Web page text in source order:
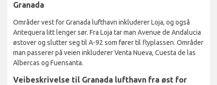
Granada
Områder vest for Granada lufthavn inkluderer Loja, og også
Antequera litt lenger sør. Fra Loja tar man Avenue de Andalucia
østover og slutter seg til A-92 som fører til flyplassen. Områder
man passerer på veien inkluderer Venta Nueva, Cuesta de las
Albercas og Fuensanta.
Veibeskrivelse til Granada lufthavn fra øst for